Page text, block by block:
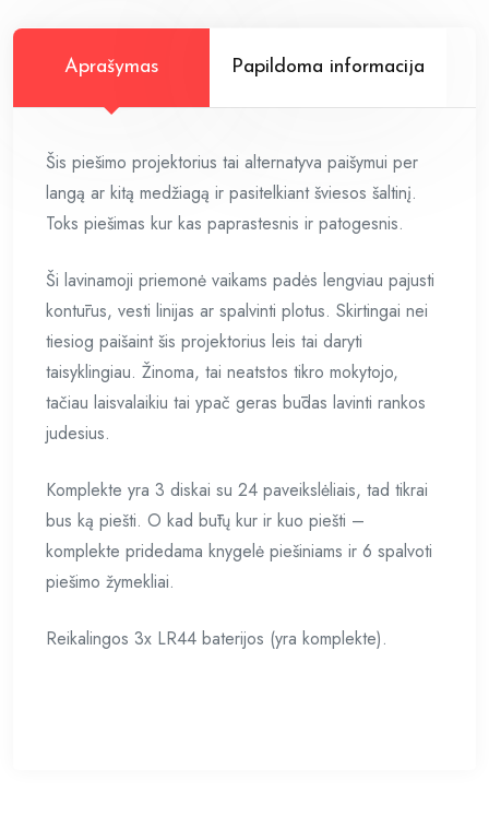
Aprašymas Papildoma informacija
Šis piešimo projektorius tai alternatyva paišymui per
langą ar kitą medžiagą ir pasitelkiant šviesos šaltinį.
Toks piešimas kur kas paprastesnis ir patogesnis.
Ši lavinamoji priemonė vaikams padės lengviau pajusti
kontūrus, vesti linijas ar spalvinti plotus. Skirtingai nei
tiesiog paišaint šis projektorius leis tai daryti
taisyklingiau. Žinoma, tai neatstos tikro mokytojo,
tačiau laisvalaikiu tai ypač geras būdas lavinti rankos
judesius.
Komplekte yra 3 diskai su 24 paveikslėliais, tad tikrai
bus ką piešti. O kad būtų kur ir kuo piešti –
komplekte pridedama knygelė piešiniams ir 6 spalvoti
piešimo žymekliai.
Reikalingos 3x LR44 baterijos (yra komplekte).